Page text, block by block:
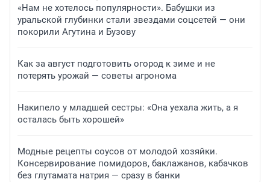
«Нам не хотелось популярности». Бабушки из
уральской глубинки стали звездами соцсетей — они
покорили Агутина и Бузову
Как за август подготовить огород к зиме и не
потерять урожай — советы агронома
Накипело у младшей сестры: «Она уехала жить, а я
осталась быть хорошей»
Модные рецепты соусов от молодой хозяйки.
Консервирование помидоров, баклажанов, кабачков
без глутамата натрия — сразу в банки